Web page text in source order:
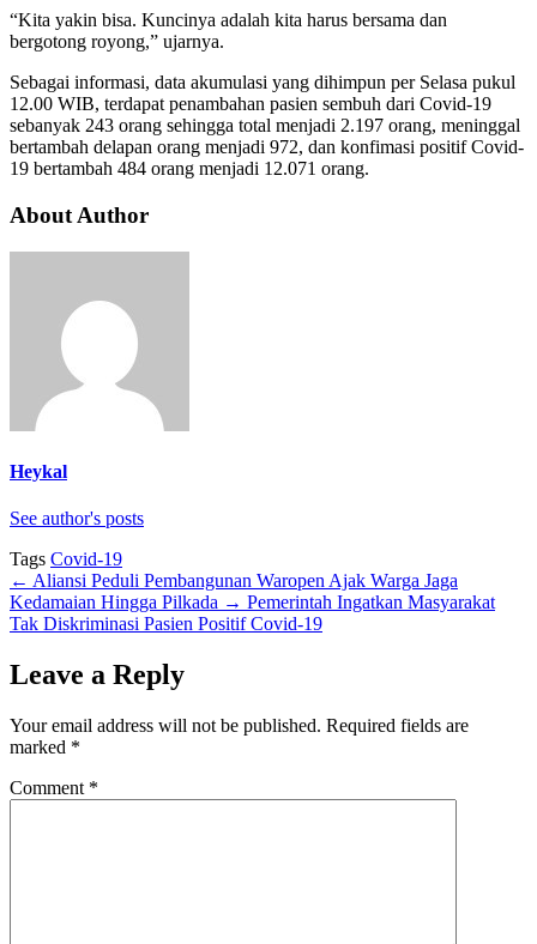
“Kita yakin bisa. Kuncinya adalah kita harus bersama dan
bergotong royong,” ujarnya.
Sebagai informasi, data akumulasi yang dihimpun per Selasa pukul
12.00 WIB, terdapat penambahan pasien sembuh dari Covid-19
sebanyak 243 orang sehingga total menjadi 2.197 orang, meninggal
bertambah delapan orang menjadi 972, dan konfimasi positif Covid-
19 bertambah 484 orang menjadi 12.071 orang.
About Author
Heykal
See author's posts
Tags Covid-19
← Aliansi Peduli Pembangunan Waropen Ajak Warga Jaga
Kedamaian Hingga Pilkada → Pemerintah Ingatkan Masyarakat
Tak Diskriminasi Pasien Positif Covid-19
Leave a Reply
Your email address will not be published. Required fields are
marked *
Comment *